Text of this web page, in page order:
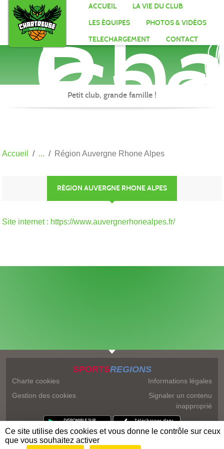
ACCUEIL
LA VIE DU CLUB
LES ÉQUIPES
PHOTOS & VIDÉOS
TELECHARGEMENT
CONTACT
Petit club, grande famille !
Accueil Région Auvergne Rhone Alpes
RÉGION AUVERGNE RHONE ALPES
Site internet : https://www.auvergnerhonealpes.fr/
SPORTSREGIONS
Charte cookies
Gestion des cookies
Informations légales
Signaler un contenu
inapproprié
Panneau de gestion des cookies
Ce site utilise des cookies et vous donne le contrôle sur ceux
que vous souhaitez activer